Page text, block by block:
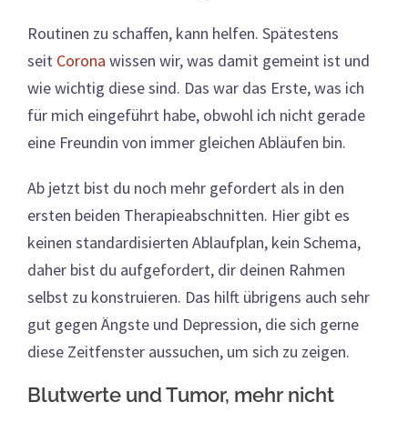
Routinen zu schaffen, kann helfen. Spätestens
seit Corona wissen wir, was damit gemeint ist und
wie wichtig diese sind. Das war das Erste, was ich
für mich eingeführt habe, obwohl ich nicht gerade
eine Freundin von immer gleichen Abläufen bin.
Ab jetzt bist du noch mehr gefordert als in den
ersten beiden Therapieabschnitten. Hier gibt es
keinen standardisierten Ablaufplan, kein Schema,
daher bist du aufgefordert, dir deinen Rahmen
selbst zu konstruieren. Das hilft übrigens auch sehr
gut gegen Ängste und Depression, die sich gerne
diese Zeitfenster aussuchen, um sich zu zeigen.
Blutwerte und Tumor, mehr nicht